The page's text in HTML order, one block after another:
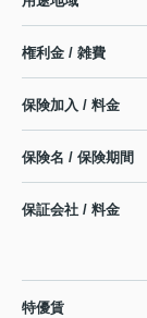
権利金 / 雑費
保険加入 / 料金
保険名 / 保険期間
保証会社 / 料金
特優賃